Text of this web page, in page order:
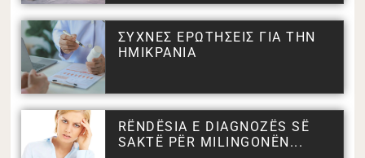
ΣΥΧΝΕΣ ΕΡΩΤΗΣΕΙΣ ΓΙΑ ΤΗΝ
ΗΜΙΚΡΑΝΙΑ
RËNDËSIA E DIAGNOZËS SË
SAKTË PËR MILINGONËN...